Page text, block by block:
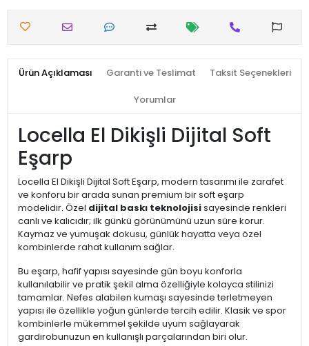
Ürün Açıklaması Garanti ve Teslimat Taksit Seçenekleri
Yorumlar
Locella El Dikişli Dijital Soft
Eşarp
Locella El Dikişli Dijital Soft Eşarp, modern tasarımı ile zarafet
ve konforu bir arada sunan premium bir soft eşarp
modelidir. Özel dijital baskı teknolojisisayesinde renkleri
canlı ve kalıcıdır; ilk günkü görünümünü uzun süre korur.
Kaymaz ve yumuşak dokusu, günlük hayatta veya özel
kombinlerde rahat kullanım sağlar.
Bu eşarp, hafif yapısı sayesinde gün boyu konforla
kullanılabilir ve pratik şekil alma özelliğiyle kolayca stilinizi
tamamlar. Nefes alabilen kumaşı sayesinde terletmeyen
yapısı ile özellikle yoğun günlerde tercih edilir. Klasik ve spor
kombinlerle mükemmel şekilde uyum sağlayarak
gardırobunuzun en kullanışlı parçalarından biri olur.